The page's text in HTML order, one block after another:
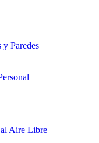
y Paredes
Aire Libre